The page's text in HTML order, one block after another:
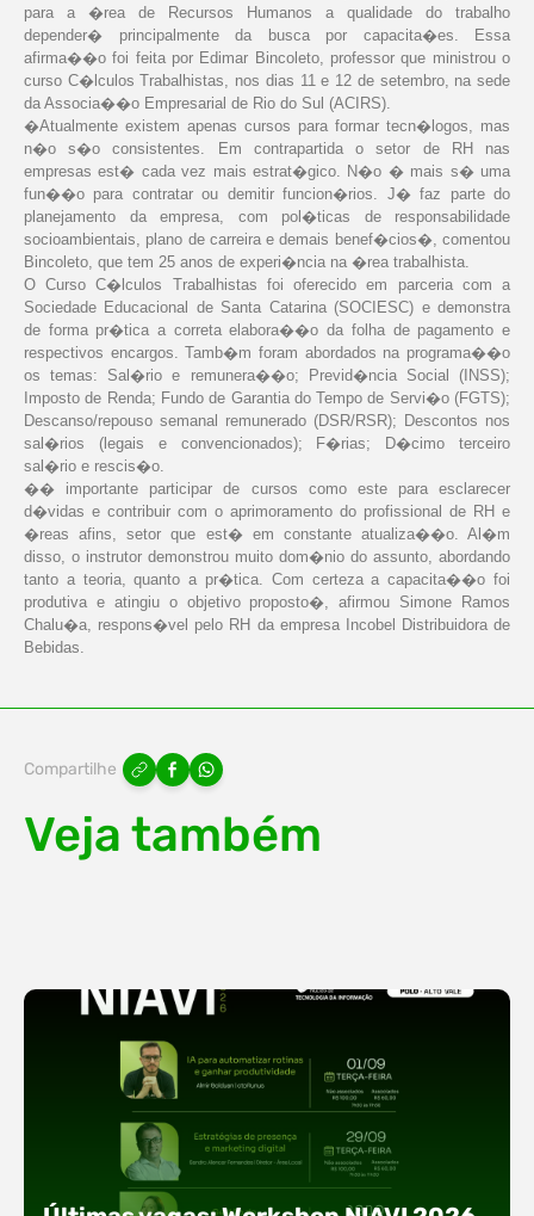
para a �rea de Recursos Humanos a qualidade do trabalho
depender� principalmente da busca por capacita�es. Essa
afirma��o foi feita por Edimar Bincoleto, professor que ministrou o
curso C�lculos Trabalhistas, nos dias 11 e 12 de setembro, na sede
da Associa��o Empresarial de Rio do Sul (ACIRS).
�Atualmente existem apenas cursos para formar tecn�logos, mas
n�o s�o consistentes. Em contrapartida o setor de RH nas
empresas est� cada vez mais estrat�gico. N�o � mais s� uma
fun��o para contratar ou demitir funcion�rios. J� faz parte do
planejamento da empresa, com pol�ticas de responsabilidade
socioambientais, plano de carreira e demais benef�cios�, comentou
Bincoleto, que tem 25 anos de experi�ncia na �rea trabalhista.
O Curso C�lculos Trabalhistas foi oferecido em parceria com a
Sociedade Educacional de Santa Catarina (SOCIESC) e demonstra
de forma pr�tica a correta elabora��o da folha de pagamento e
respectivos encargos. Tamb�m foram abordados na programa��o
os temas: Sal�rio e remunera��o; Previd�ncia Social (INSS);
Imposto de Renda; Fundo de Garantia do Tempo de Servi�o (FGTS);
Descanso/repouso semanal remunerado (DSR/RSR); Descontos nos
sal�rios (legais e convencionados); F�rias; D�cimo terceiro
sal�rio e rescis�o.
�� importante participar de cursos como este para esclarecer
d�vidas e contribuir com o aprimoramento do profissional de RH e
�reas afins, setor que est� em constante atualiza��o. Al�m
disso, o instrutor demonstrou muito dom�nio do assunto, abordando
tanto a teoria, quanto a pr�tica. Com certeza a capacita��o foi
produtiva e atingiu o objetivo proposto�, afirmou Simone Ramos
Chalu�a, respons�vel pelo RH da empresa Incobel Distribuidora de
Bebidas.
Compartilhe
Veja também